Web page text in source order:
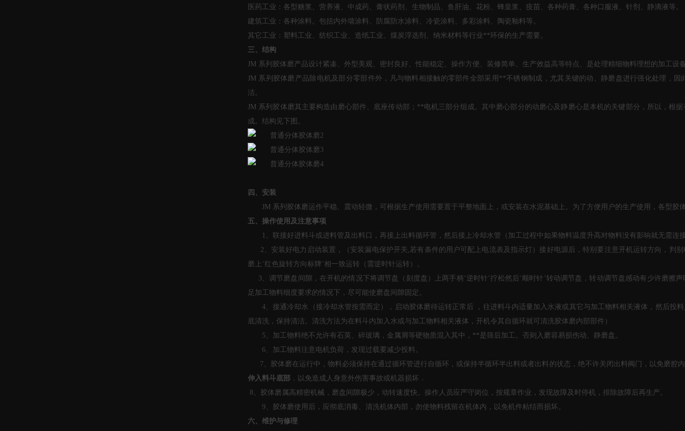
医药工业：各型糖浆、营养液、中成药、膏状药剂、生物制品、鱼肝油、花粉、蜂皇浆、疫苗、各种药膏、各种口服液、针剂、静滴液等。
建筑工业：各种涂料。包括内外墙涂料、防腐防水涂料、冷瓷涂料、多彩涂料、陶瓷釉料等。
其它工业：塑料工业、纺织工业、造纸工业、煤炭浮选剂、纳米材料等行业**环保的生产需要。
三、结构
JM 系列胶体磨产品设计紧凑、外型美观、密封良好、性能稳定、操作方便、装修简单、生产效益高等特点、是处理精细物料理想的加工设
JM 系列胶体磨产品除电机及部分零部件外，凡与物料相接触的零部件全部采用**不锈钢制成，尤其 关键的动、静磨盘进行强化处理，因
洁。
JM 系列胶体磨其主要构造由磨心部件、底座传动部；**电机三部分组成。其中磨心部分的动磨心及静磨心是本机的关键部分，所以，根
成。结构见 下 图 。
四、安装
JM 系列胶体磨运作平稳、震动轻微，可根据生产使用需要置于平整地面上，或安装在水泥基础上。为了方便用户的生产使用，各型胶
五、操作使用及注意事项
1、联接好进料斗或进料管及出料口，再接上出料循环管，然后接上冷却水管（加工过程中如果物料温度升高对物料没有影响就无需连
2、安装好电力启动装置，（安装漏电保护开关,若有条件的用户可配上电流表及指示灯）接好电源后，特别要注意开机运转方向，判
磨上‘红色旋转方向标牌’相一致运转（需逆时针运转）。
3、调节磨盘间隙，在开机的情况下将调节盘（刻度盘）上两手柄‘逆时针’拧松然后‘顺时针’转动调节盘，转动调节盘感动有少许磨擦
足加工物料细度要求的情况下，尽可能使磨盘间隙固定。
4、接通冷却水（接冷却水管按需而定），启动胶体磨待运转正常后 ，往进料斗内适量加入水液或其它与加工物料相关液体，然后投
底清洗，保持清洁。清洗方法为在料斗内加入水或与加工物料相关液体，开机令其自循环就可清洗胶体磨内部部件）
5、加工物料绝不允许有石英、碎玻璃，金属屑等硬物质混入其中，**是筛后加工。否则入磨容易损伤动、静磨盘。
6、加工物料注意电机负荷，发现过载要减少投料。
7、胶体磨在运行中，物料必须保持在通过循环管进行自循环，或保持半循环半出料或者出料的状态，绝不许关闭出料阀门，以免磨腔
伸入料斗底部 ．以免造成人身意外伤害事故或机器损坏．
8、胶体磨属高精密机械，磨盘间隙极少，动转速度快。操作人员应严守岗位，按规章作业，发现故障及时停机，排除故障后再生产。
9、胶体磨使用后，应彻底消毒、清洗机体内部，勿使物料残留在机体内，以免机件粘结而损坏。
六、维护与修理